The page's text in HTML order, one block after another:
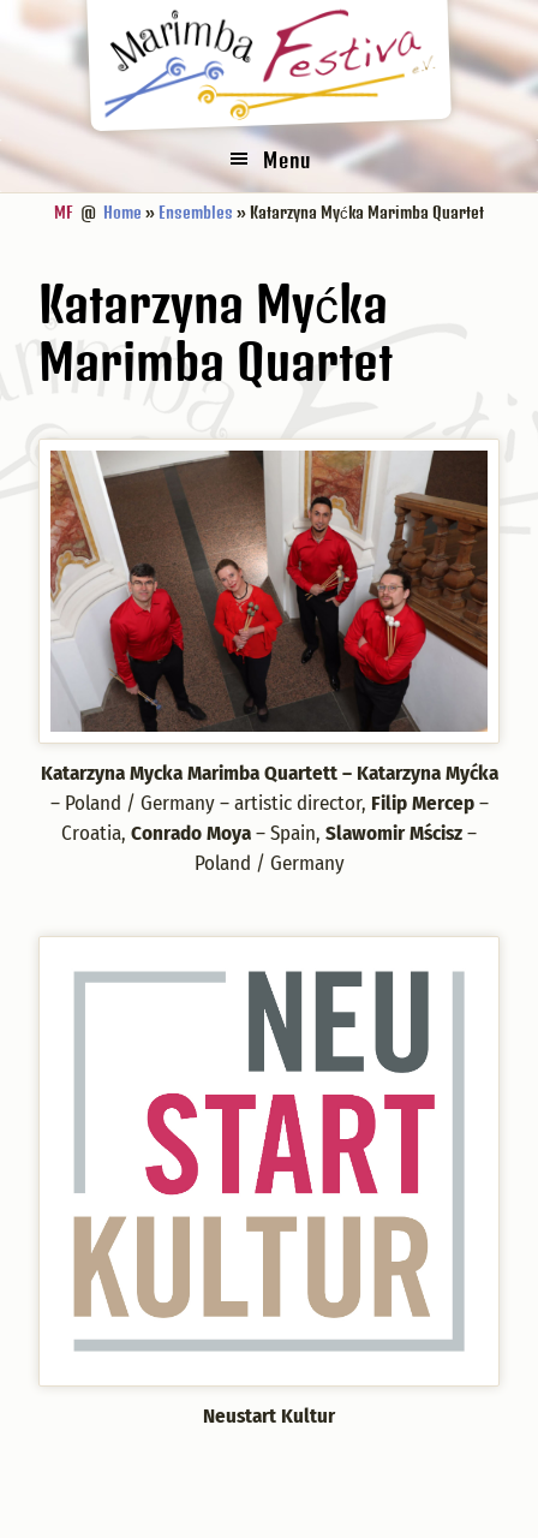
Hauptnavigation
Menu
MF @ Home »Ensembles » Katarzyna Myćka Marimba Quartet
Katarzyna Myćka
Marimba Quartet
Katarzyna Mycka Marimba Quartett – Katarzyna Myćka
– Poland / Germany – artistic director, Filip Mercep–
Croatia, Conrado Moya– Spain, Slawomir Mścisz–
Poland / Germany
Neustart Kultur